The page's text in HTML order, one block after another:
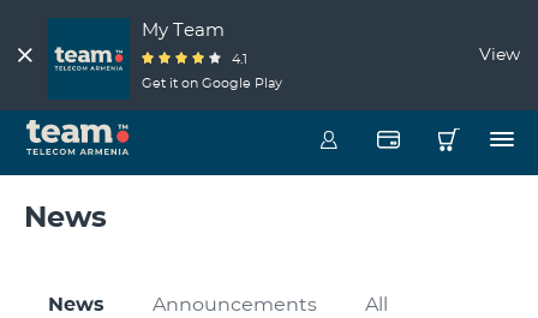
My Team
4.1
Get it on Google Play
View
News
News Announcements All